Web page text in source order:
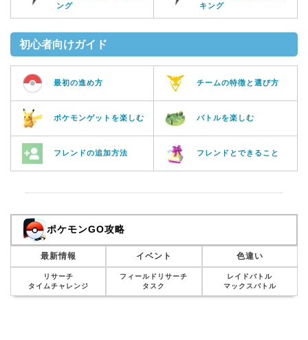
ング
キング
初心者向けガイド
最初の進め方 チームの特徴と選び方
ポケモンゲットを楽しむ バトルを楽しむ
フレンドの追加方法 フレンドとできること
ポケモンGO攻略
最新情報 イベント 色違い
リサーチ
タイムチャレンジ
フィールドリサーチ
タスク
レイドバトル
マックスバトル